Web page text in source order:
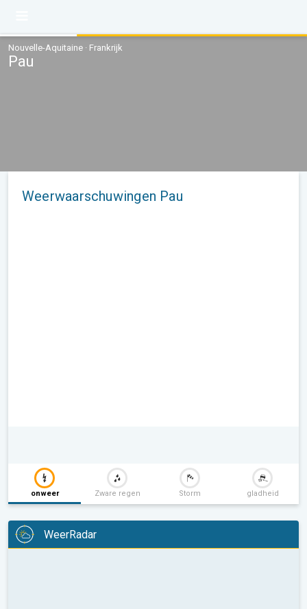
Nouvelle-Aquitaine · Frankrijk
Pau
Weerwaarschuwingen Pau
onweer Zware regen Storm gladheid
WeerRadar